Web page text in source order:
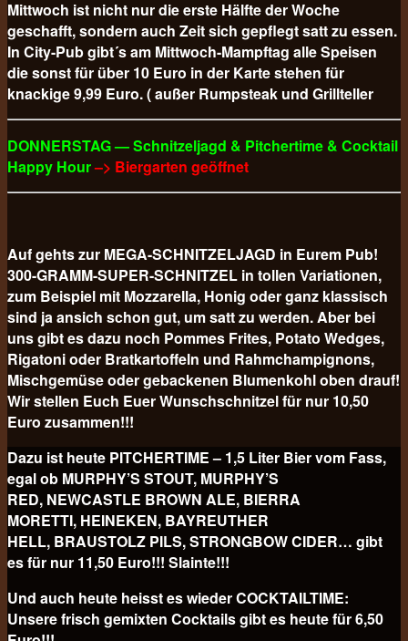
Mittwoch ist nicht nur die erste Hälfte der Woche
geschafft, sondern auch Zeit sich gepflegt satt zu essen.
In City-Pub gibt´s am Mittwoch-Mampftag alle Speisen
die sonst für über 10 Euro in der Karte stehen für
knackige 9,99 Euro. ( außer Rumpsteak und Grillteller
DONNERSTAG — Schnitzeljagd & Pitchertime & Cocktail
Happy Hour–> Biergarten geöffnet
Auf gehts zur MEGA-SCHNITZELJAGD in Eurem Pub!
300-GRAMM-SUPER-SCHNITZEL in tollen Variationen,
zum Beispiel mit Mozzarella, Honig oder ganz klassisch
sind ja ansich schon gut, um satt zu werden. Aber bei
uns gibt es dazu noch Pommes Frites, Potato Wedges,
Rigatoni oder Bratkartoffeln und Rahmchampignons,
Mischgemüse oder gebackenen Blumenkohl oben drauf!
Wir stellen Euch Euer Wunschschnitzel für nur 10,50
Euro zusammen!!!
Dazu ist heute PITCHERTIME – 1,5 Liter Bier vom Fass,
egal ob MURPHY’S STOUT, MURPHY’S
RED, NEWCASTLE BROWN ALE, BIERRA
MORETTI, HEINEKEN, BAYREUTHER
HELL, BRAUSTOLZ PILS, STRONGBOW CIDER… gibt
es für nur 11,50 Euro!!! Slainte!!!
Und auch heute heisst es wieder COCKTAILTIME:
Unsere frisch gemixten Cocktails gibt es heute für6,50